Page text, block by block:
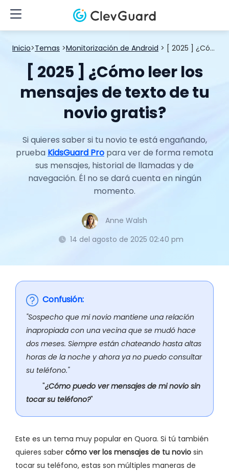
Inicio>Temas >Monitorización de Android > [ 2025 ] ¿Cómo leer los mensajes de texto de tu novio gratis?
[ 2025 ] ¿Cómo leer los
mensajes de texto de tu
novio gratis?
Si quieres saber si tu novio te está engañando,
prueba KidsGuard Pro para ver de forma remota
sus mensajes, historial de llamadas y de
navegación. Él no se dará cuenta en ningún
momento.
Anne Walsh
14 del agosto de 2025 02:40 pm
Confusión:
"Sospecho que mi novio mantiene una relación
inapropiada con una vecina que se mudó hace
dos meses. Siempre están chateando hasta altas
horas de la noche y ahora ya no puedo consultar
su teléfono."
"¿Cómo puedo ver mensajes de mi novio sin
tocar su teléfono?"
Este es un tema muy popular en Quora. Si tú también
quieres saber cómo ver los mensajes de tu novio sin
tocar su teléfono, estas son múltiples maneras de